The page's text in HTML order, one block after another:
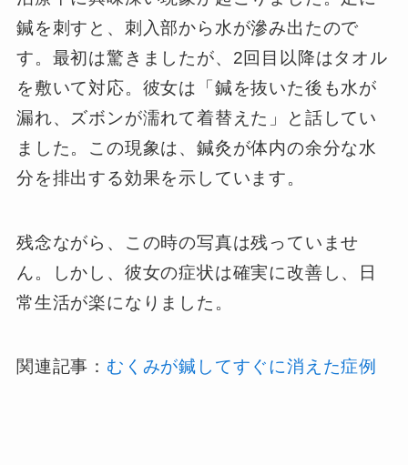
鍼を刺すと、刺入部から水が滲み出たので
す。最初は驚きましたが、2回目以降はタオル
を敷いて対応。彼女は「鍼を抜いた後も水が
漏れ、ズボンが濡れて着替えた」と話してい
ました。この現象は、鍼灸が体内の余分な水
分を排出する効果を示しています。
残念ながら、この時の写真は残っていませ
ん。しかし、彼女の症状は確実に改善し、日
常生活が楽になりました。
関連記事： むくみが鍼してすぐに消えた症例